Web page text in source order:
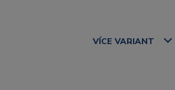
VÍCE VARIANT